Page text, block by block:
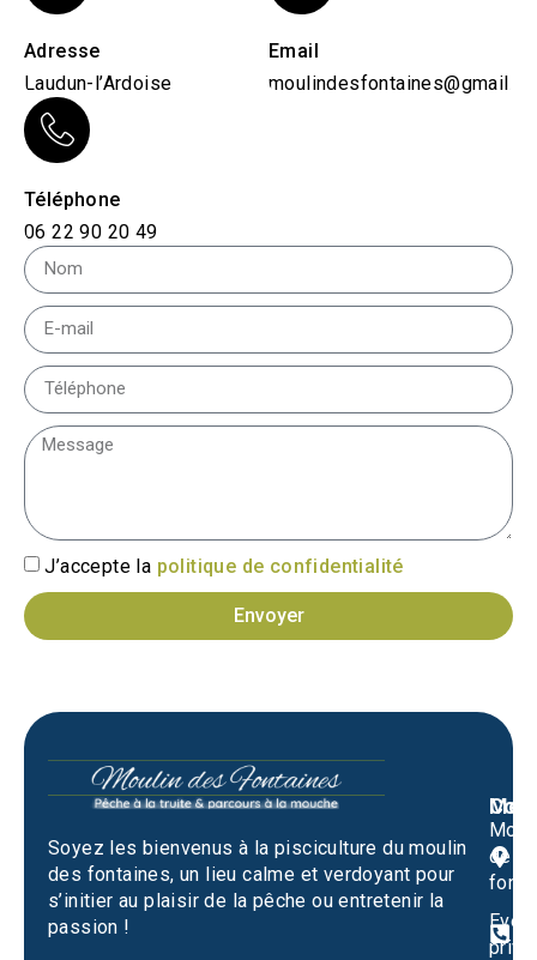
J’accepte la politique de confidentialité
Envoyer
Adresse
Laudun-l’Ardoise
Email
Téléphone
06 22 90 20 49
Soyez les bienvenus à la pisciculture du moulin
des fontaines, un lieu calme et verdoyant pour
s’initier au plaisir de la pêche ou entretenir la
passion !
des
privé